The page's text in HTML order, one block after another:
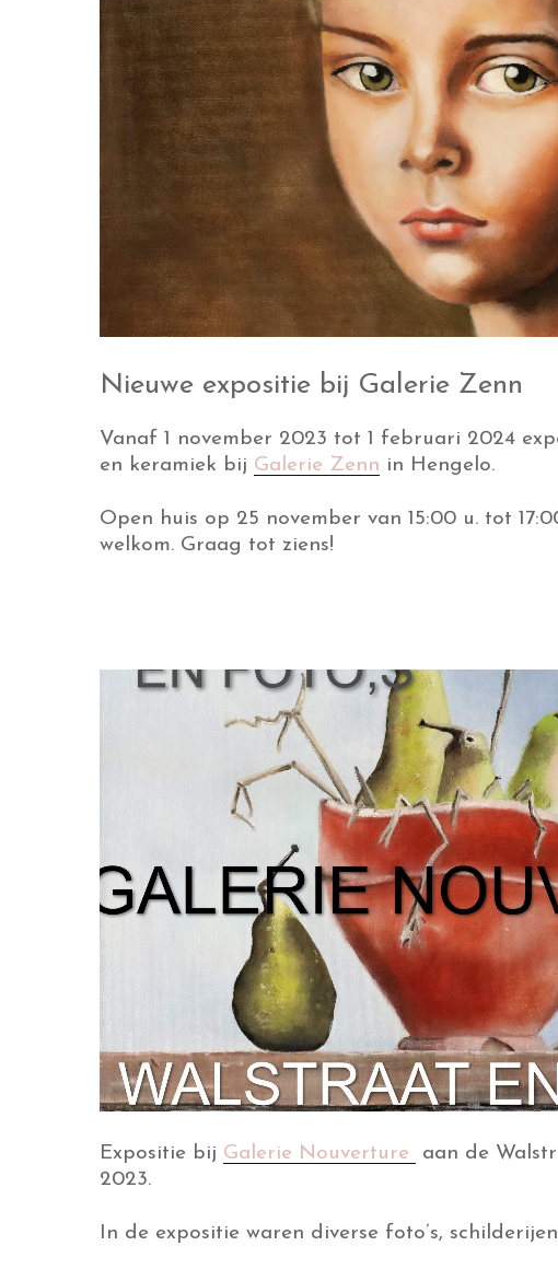
Nieuwe expositie bij Galerie Zenn
Vanaf 1 november 2023 tot 1 februari 2024
en keramiek bij Galerie Zenn in Hengelo.
Open huis op 25 november van 15:00 u. tot
welkom. Graag tot ziens!
Expositie bij Galerie Nouverture
aan de
2023.
In de expositie waren diverse foto’s,